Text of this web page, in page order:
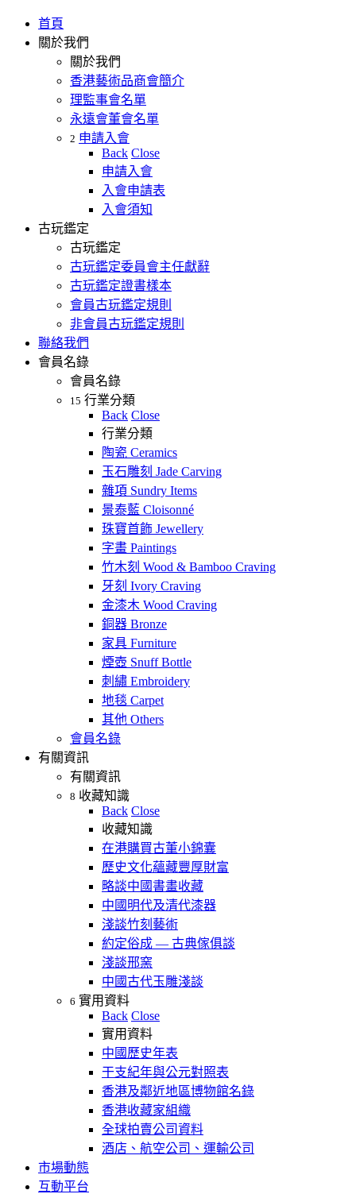
首頁
關於我們
關於我們
香港藝術品商會簡介
理監事會名單
永遠會董會名單
2 申請入會
Back Close
申請入會
入會申請表
入會須知
古玩鑑定
古玩鑑定
古玩鑑定委員會主任獻辭
古玩鑑定證書樣本
會員古玩鑑定規則
非會員古玩鑑定規則
聯絡我們
會員名錄
會員名錄
15 行業分類
Back Close
行業分類
陶瓷 Ceramics
玉石雕刻 Jade Carving
雜項 Sundry Items
景泰藍 Cloisonné
珠寶首飾 Jewellery
字畫 Paintings
竹木刻 Wood & Bamboo Craving
牙刻 Ivory Craving
金漆木 Wood Craving
銅器 Bronze
家具 Furniture
煙壺 Snuff Bottle
刺繡 Embroidery
地毯 Carpet
其他 Others
會員名錄
有關資訊
有關資訊
8 收藏知識
Back Close
收藏知識
在港購買古董小錦囊
歷史文化蘊藏豐厚財富
略談中國書畫收藏
中國明代及清代漆器
淺談竹刻藝術
約定俗成 — 古典傢俱談
淺談邢窯
中國古代玉雕淺談
6 實用資料
Back Close
實用資料
中國歷史年表
干支紀年與公元對照表
香港及鄰近地區博物館名錄
香港收藏家組織
全球拍賣公司資料
酒店、航空公司、運輸公司
市場動態
互動平台